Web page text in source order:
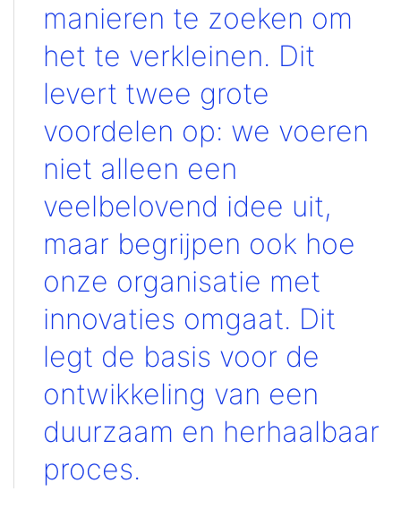
manieren te zoeken om
het te verkleinen. Dit
levert twee grote
voordelen op: we voeren
niet alleen een
veelbelovend idee uit,
maar begrijpen ook hoe
onze organisatie met
innovaties omgaat. Dit
legt de basis voor de
ontwikkeling van een
duurzaam en herhaalbaar
proces.